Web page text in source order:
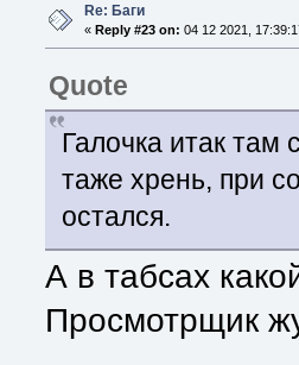
Re: Баги
« Reply #23 on: 04 12 2021,
Quote
Галочка итак там
таже хрень, при
остался.
А в табсах
Просмотрщик